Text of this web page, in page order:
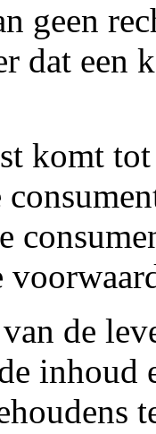
geen
dat een
komt
de